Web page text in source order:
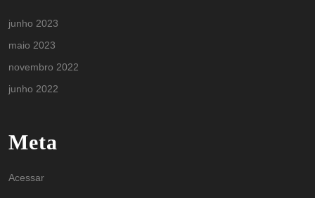
junho 2023
maio 2023
novembro 2022
junho 2022
Meta
Acessar